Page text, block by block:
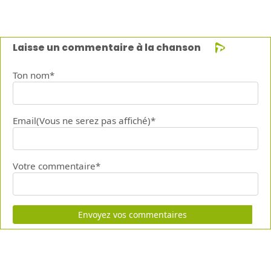
Laisse un commentaire à la chanson
Ton nom*
Email(Vous ne serez pas affiché)*
Votre commentaire*
Envoyez vos commentaires